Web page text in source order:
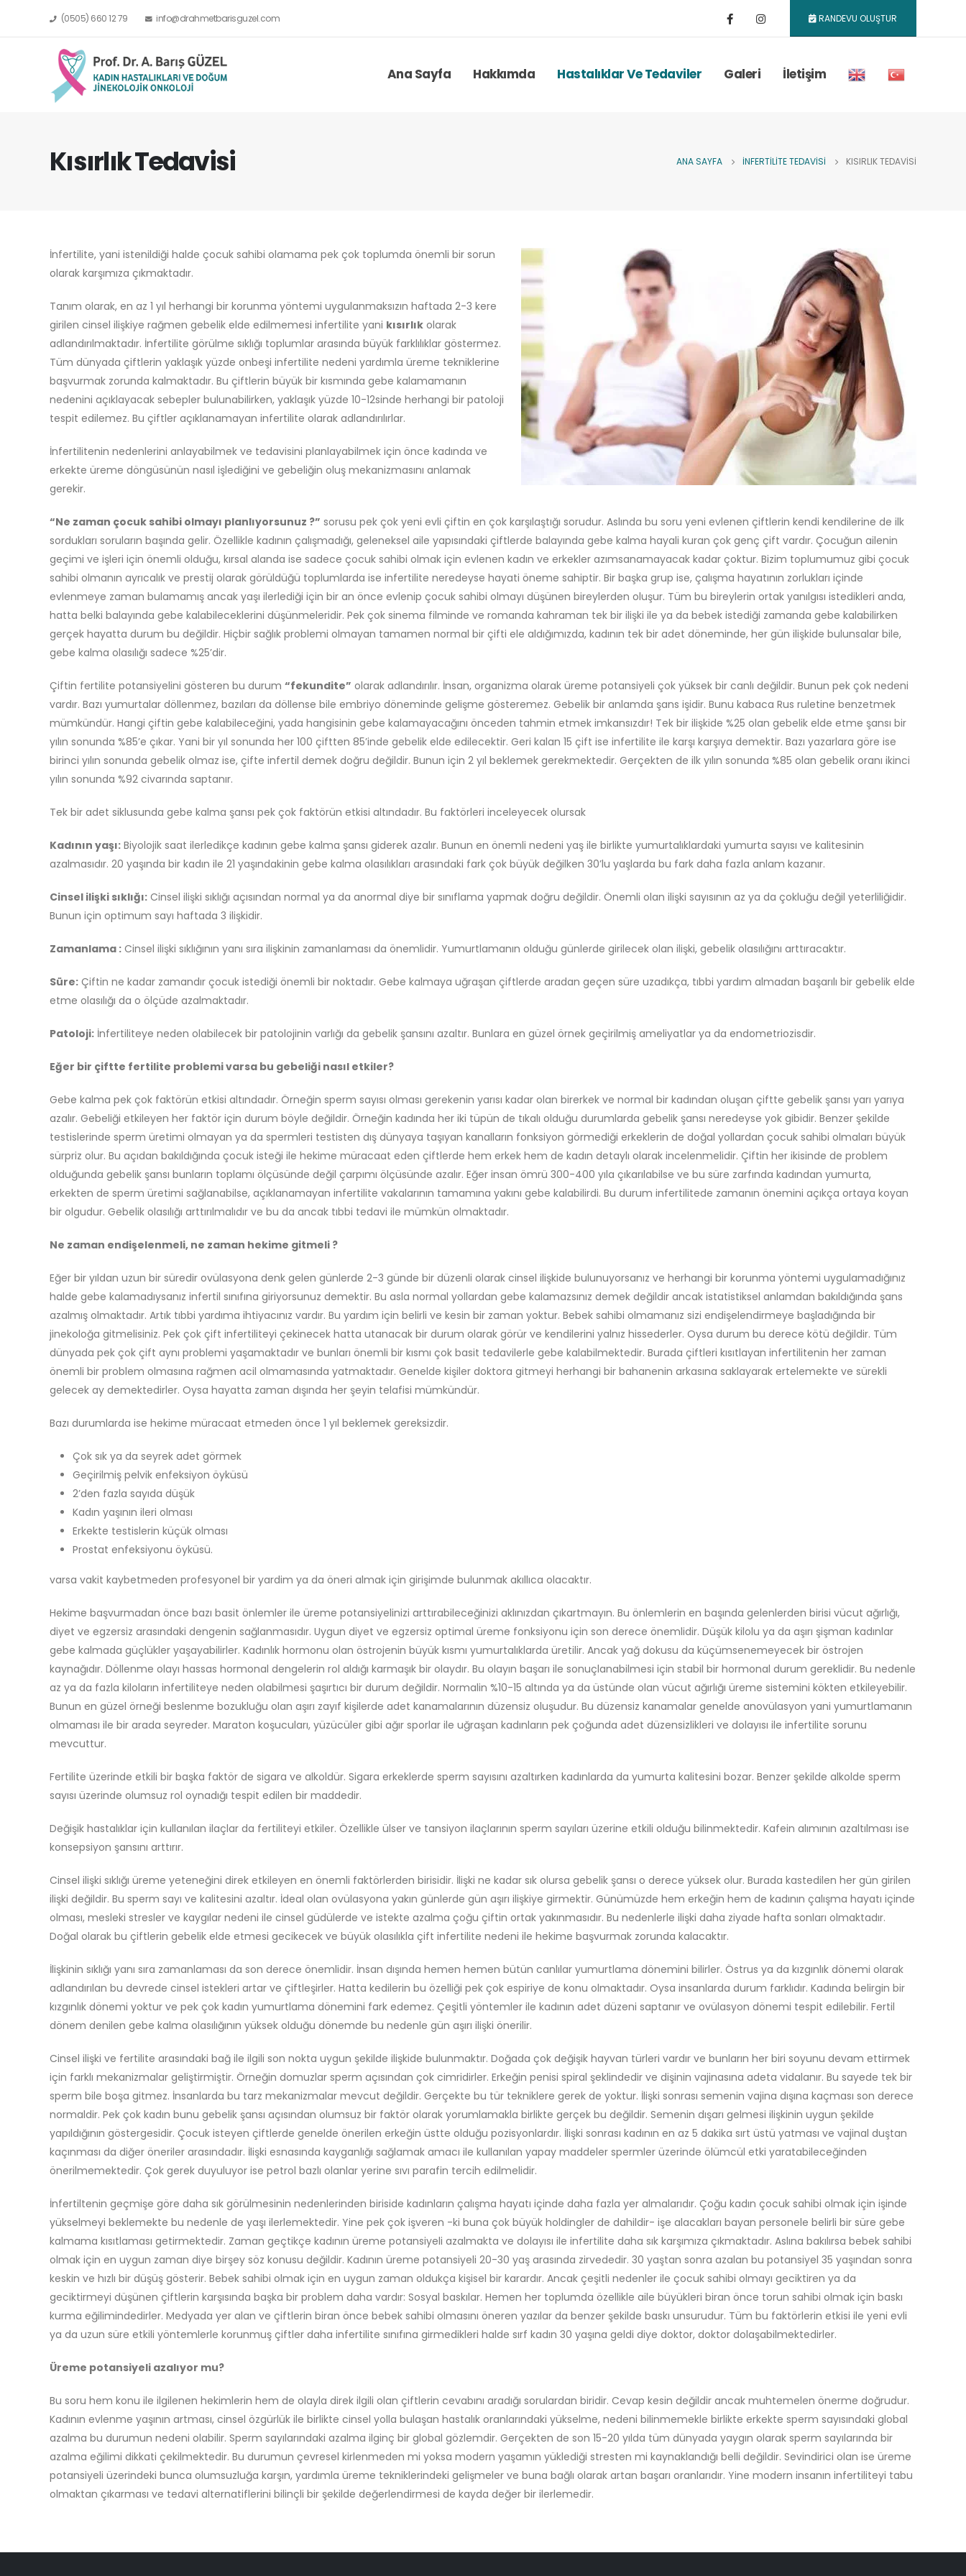
(0505) 660 12 79 info@drahmetbarisguzel.com RANDEVU OLUŞTUR
Ana Sayfa Hakkımda Hastalıklar Ve Tedaviler Galeri İletişim
Kısırlık Tedavisi ANA SAYFA İNFERTILITE TEDAVISI KISIRLIK TEDAVISI
İnfertilite, yani istenildiği halde çocuk sahibi olamama pek çok toplumda önemli bir sorun
olarak karşımıza çıkmaktadır.
Tanım olarak, en az 1 yıl herhangi bir korunma yöntemi uygulanmaksızın haftada 2-3 kere
girilen cinsel ilişkiye rağmen gebelik elde edilmemesi infertilite yani kısırlık olarak
adlandırılmaktadır. İnfertilite görülme sıklığı toplumlar arasında büyük farklılıklar göstermez.
Tüm dünyada çiftlerin yaklaşık yüzde onbeşi infertilite nedeni yardımla üreme tekniklerine
başvurmak zorunda kalmaktadır. Bu çiftlerin büyük bir kısmında gebe kalamamanın
nedenini açıklayacak sebepler bulunabilirken, yaklaşık yüzde 10-12sinde herhangi bir patoloji
tespit edilemez. Bu çiftler açıklanamayan infertilite olarak adlandırılırlar.
İnfertilitenin nedenlerini anlayabilmek ve tedavisini planlayabilmek için önce kadında ve
erkekte üreme döngüsünün nasıl işlediğini ve gebeliğin oluş mekanizmasını anlamak
gerekir.
“Ne zaman çocuk sahibi olmayı planlıyorsunuz ?” sorusu pek çok yeni evli çiftin en çok karşılaştığı sorudur. Aslında bu soru yeni evlenen çiftlerin kendi kendilerine de ilk
sordukları soruların başında gelir. Özellikle kadının çalışmadığı, geleneksel aile yapısındaki çiftlerde balayında gebe kalma hayali kuran çok genç çift vardır. Çocuğun ailenin
geçimi ve işleri için önemli olduğu, kırsal alanda ise sadece çocuk sahibi olmak için evlenen kadın ve erkekler azımsanamayacak kadar çoktur. Bizim toplumumuz gibi çocuk
sahibi olmanın ayrıcalık ve prestij olarak görüldüğü toplumlarda ise infertilite neredeyse hayati öneme sahiptir. Bir başka grup ise, çalışma hayatının zorlukları içinde
evlenmeye zaman bulamamış ancak yaşı ilerlediği için bir an önce evlenip çocuk sahibi olmayı düşünen bireylerden oluşur. Tüm bu bireylerin ortak yanılgısı istedikleri anda,
hatta belki balayında gebe kalabileceklerini düşünmeleridir. Pek çok sinema filminde ve romanda kahraman tek bir ilişki ile ya da bebek istediği zamanda gebe kalabilirken
gerçek hayatta durum bu değildir. Hiçbir sağlık problemi olmayan tamamen normal bir çifti ele aldığımızda, kadının tek bir adet döneminde, her gün ilişkide bulunsalar bile,
gebe kalma olasılığı sadece %25’dir.
Çiftin fertilite potansiyelini gösteren bu durum “fekundite” olarak adlandırılır. İnsan, organizma olarak üreme potansiyeli çok yüksek bir canlı değildir. Bunun pek çok nedeni
vardır. Bazı yumurtalar döllenmez, bazıları da döllense bile embriyo döneminde gelişme gösteremez. Gebelik bir anlamda şans işidir. Bunu kabaca Rus ruletine benzetmek
mümkündür. Hangi çiftin gebe kalabileceğini, yada hangisinin gebe kalamayacağını önceden tahmin etmek imkansızdır! Tek bir ilişkide %25 olan gebelik elde etme şansı bir
yılın sonunda %85’e çıkar. Yani bir yıl sonunda her 100 çiftten 85’inde gebelik elde edilecektir. Geri kalan 15 çift ise infertilite ile karşı karşıya demektir. Bazı yazarlara göre ise
birinci yılın sonunda gebelik olmaz ise, çifte infertil demek doğru değildir. Bunun için 2 yıl beklemek gerekmektedir. Gerçekten de ilk yılın sonunda %85 olan gebelik oranı ikinci
yılın sonunda %92 civarında saptanır.
Tek bir adet siklusunda gebe kalma şansı pek çok faktörün etkisi altındadır. Bu faktörleri inceleyecek olursak
Kadının yaşı: Biyolojik saat ilerledikçe kadının gebe kalma şansı giderek azalır. Bunun en önemli nedeni yaş ile birlikte yumurtalıklardaki yumurta sayısı ve kalitesinin
azalmasıdır. 20 yaşında bir kadın ile 21 yaşındakinin gebe kalma olasılıkları arasındaki fark çok büyük değilken 30’lu yaşlarda bu fark daha fazla anlam kazanır.
Cinsel ilişki sıklığı: Cinsel ilişki sıklığı açısından normal ya da anormal diye bir sınıflama yapmak doğru değildir. Önemli olan ilişki sayısının az ya da çokluğu değil yeterliliğidir.
Bunun için optimum sayı haftada 3 ilişkidir.
Zamanlama : Cinsel ilişki sıklığının yanı sıra ilişkinin zamanlaması da önemlidir. Yumurtlamanın olduğu günlerde girilecek olan ilişki, gebelik olasılığını arttıracaktır.
Süre: Çiftin ne kadar zamandır çocuk istediği önemli bir noktadır. Gebe kalmaya uğraşan çiftlerde aradan geçen süre uzadıkça, tıbbi yardım almadan başarılı bir gebelik elde
etme olasılığı da o ölçüde azalmaktadır.
Patoloji: İnfertiliteye neden olabilecek bir patolojinin varlığı da gebelik şansını azaltır. Bunlara en güzel örnek geçirilmiş ameliyatlar ya da endometriozisdir.
Eğer bir çiftte fertilite problemi varsa bu gebeliği nasıl etkiler?
Gebe kalma pek çok faktörün etkisi altındadır. Örneğin sperm sayısı olması gerekenin yarısı kadar olan birerkek ve normal bir kadından oluşan çiftte gebelik şansı yarı yarıya
azalır. Gebeliği etkileyen her faktör için durum böyle değildir. Örneğin kadında her iki tüpün de tıkalı olduğu durumlarda gebelik şansı neredeyse yok gibidir. Benzer şekilde
testislerinde sperm üretimi olmayan ya da spermleri testisten dış dünyaya taşıyan kanalların fonksiyon görmediği erkeklerin de doğal yollardan çocuk sahibi olmaları büyük
sürpriz olur. Bu açıdan bakıldığında çocuk isteği ile hekime müracaat eden çiftlerde hem erkek hem de kadın detaylı olarak incelenmelidir. Çiftin her ikisinde de problem
olduğunda gebelik şansı bunların toplamı ölçüsünde değil çarpımı ölçüsünde azalır. Eğer insan ömrü 300-400 yıla çıkarılabilse ve bu süre zarfında kadından yumurta,
erkekten de sperm üretimi sağlanabilse, açıklanamayan infertilite vakalarının tamamına yakını gebe kalabilirdi. Bu durum infertilitede zamanın önemini açıkça ortaya koyan
bir olgudur. Gebelik olasılığı arttırılmalıdır ve bu da ancak tıbbi tedavi ile mümkün olmaktadır.
Ne zaman endişelenmeli, ne zaman hekime gitmeli ?
Eğer bir yıldan uzun bir süredir ovülasyona denk gelen günlerde 2-3 günde bir düzenli olarak cinsel ilişkide bulunuyorsanız ve herhangi bir korunma yöntemi uygulamadığınız
halde gebe kalamadıysanız infertil sınıfına giriyorsunuz demektir. Bu asla normal yollardan gebe kalamazsınız demek değildir ancak istatistiksel anlamdan bakıldığında şans
azalmış olmaktadır. Artık tıbbi yardıma ihtiyacınız vardır. Bu yardım için belirli ve kesin bir zaman yoktur. Bebek sahibi olmamanız sizi endişelendirmeye başladığında bir
jinekoloğa gitmelisiniz. Pek çok çift infertiliteyi çekinecek hatta utanacak bir durum olarak görür ve kendilerini yalnız hissederler. Oysa durum bu derece kötü değildir. Tüm
dünyada pek çok çift aynı problemi yaşamaktadır ve bunları önemli bir kısmı çok basit tedavilerle gebe kalabilmektedir. Burada çiftleri kısıtlayan infertilitenin her zaman
önemli bir problem olmasına rağmen acil olmamasında yatmaktadır. Genelde kişiler doktora gitmeyi herhangi bir bahanenin arkasına saklayarak ertelemekte ve sürekli
gelecek ay demektedirler. Oysa hayatta zaman dışında her şeyin telafisi mümkündür.
Bazı durumlarda ise hekime müracaat etmeden önce 1 yıl beklemek gereksizdir.
Çok sık ya da seyrek adet görmek
Geçirilmiş pelvik enfeksiyon öyküsü
2’den fazla sayıda düşük
Kadın yaşının ileri olması
Erkekte testislerin küçük olması
Prostat enfeksiyonu öyküsü.
varsa vakit kaybetmeden profesyonel bir yardim ya da öneri almak için girişimde bulunmak akıllıca olacaktır.
Hekime başvurmadan önce bazı basit önlemler ile üreme potansiyelinizi arttırabileceğinizi aklınızdan çıkartmayın. Bu önlemlerin en başında gelenlerden birisi vücut ağırlığı,
diyet ve egzersiz arasındaki dengenin sağlanmasıdır. Uygun diyet ve egzersiz optimal üreme fonksiyonu için son derece önemlidir. Düşük kilolu ya da aşırı şişman kadınlar
gebe kalmada güçlükler yaşayabilirler. Kadınlık hormonu olan östrojenin büyük kısmı yumurtalıklarda üretilir. Ancak yağ dokusu da küçümsenemeyecek bir östrojen
kaynağıdır. Döllenme olayı hassas hormonal dengelerin rol aldığı karmaşık bir olaydır. Bu olayın başarı ile sonuçlanabilmesi için stabil bir hormonal durum gereklidir. Bu nedenle
az ya da fazla kiloların infertiliteye neden olabilmesi şaşırtıcı bir durum değildir. Normalin %10-15 altında ya da üstünde olan vücut ağırlığı üreme sistemini kökten etkileyebilir.
Bunun en güzel örneği beslenme bozukluğu olan aşırı zayıf kişilerde adet kanamalarının düzensiz oluşudur. Bu düzensiz kanamalar genelde anovülasyon yani yumurtlamanın
olmaması ile bir arada seyreder. Maraton koşucuları, yüzücüler gibi ağır sporlar ile uğraşan kadınların pek çoğunda adet düzensizlikleri ve dolayısı ile infertilite sorunu
mevcuttur.
Fertilite üzerinde etkili bir başka faktör de sigara ve alkoldür. Sigara erkeklerde sperm sayısını azaltırken kadınlarda da yumurta kalitesini bozar. Benzer şekilde alkolde sperm
sayısı üzerinde olumsuz rol oynadığı tespit edilen bir maddedir.
Değişik hastalıklar için kullanılan ilaçlar da fertiliteyi etkiler. Özellikle ülser ve tansiyon ilaçlarının sperm sayıları üzerine etkili olduğu bilinmektedir. Kafein alımının azaltılması ise
konsepsiyon şansını arttırır.
Cinsel ilişki sıklığı üreme yeteneğini direk etkileyen en önemli faktörlerden birisidir. İlişki ne kadar sık olursa gebelik şansı o derece yüksek olur. Burada kastedilen her gün girilen
ilişki değildir. Bu sperm sayı ve kalitesini azaltır. İdeal olan ovülasyona yakın günlerde gün aşırı ilişkiye girmektir. Günümüzde hem erkeğin hem de kadının çalışma hayatı içinde
olması, mesleki stresler ve kaygılar nedeni ile cinsel güdülerde ve istekte azalma çoğu çiftin ortak yakınmasıdır. Bu nedenlerle ilişki daha ziyade hafta sonları olmaktadır.
Doğal olarak bu çiftlerin gebelik elde etmesi gecikecek ve büyük olasılıkla çift infertilite nedeni ile hekime başvurmak zorunda kalacaktır.
İlişkinin sıklığı yanı sıra zamanlaması da son derece önemlidir. İnsan dışında hemen hemen bütün canlılar yumurtlama dönemini bilirler. Östrus ya da kızgınlık dönemi olarak
adlandırılan bu devrede cinsel istekleri artar ve çiftleşirler. Hatta kedilerin bu özelliği pek çok espiriye de konu olmaktadır. Oysa insanlarda durum farklıdır. Kadında belirgin bir
kızgınlık dönemi yoktur ve pek çok kadın yumurtlama dönemini fark edemez. Çeşitli yöntemler ile kadının adet düzeni saptanır ve ovülasyon dönemi tespit edilebilir. Fertil
dönem denilen gebe kalma olasılığının yüksek olduğu dönemde bu nedenle gün aşırı ilişki önerilir.
Cinsel ilişki ve fertilite arasındaki bağ ile ilgili son nokta uygun şekilde ilişkide bulunmaktır. Doğada çok değişik hayvan türleri vardır ve bunların her biri soyunu devam ettirmek
için farklı mekanizmalar geliştirmiştir. Örneğin domuzlar sperm açısından çok cimridirler. Erkeğin penisi spiral şeklindedir ve dişinin vajinasına adeta vidalanır. Bu sayede tek bir
sperm bile boşa gitmez. İnsanlarda bu tarz mekanizmalar mevcut değildir. Gerçekte bu tür tekniklere gerek de yoktur. İlişki sonrası semenin vajina dışına kaçması son derece
normaldir. Pek çok kadın bunu gebelik şansı açısından olumsuz bir faktör olarak yorumlamakla birlikte gerçek bu değildir. Semenin dışarı gelmesi ilişkinin uygun şekilde
yapıldığının göstergesidir. Çocuk isteyen çiftlerde genelde önerilen erkeğin üstte olduğu pozisyonlardır. İlişki sonrası kadının en az 5 dakika sırt üstü yatması ve vajinal duştan
kaçınması da diğer öneriler arasındadır. İlişki esnasında kayganlığı sağlamak amacı ile kullanılan yapay maddeler spermler üzerinde ölümcül etki yaratabileceğinden
önerilmemektedir. Çok gerek duyuluyor ise petrol bazlı olanlar yerine sıvı parafin tercih edilmelidir.
İnfertiltenin geçmişe göre daha sık görülmesinin nedenlerinden biriside kadınların çalışma hayatı içinde daha fazla yer almalarıdır. Çoğu kadın çocuk sahibi olmak için işinde
yükselmeyi beklemekte bu nedenle de yaşı ilerlemektedir. Yine pek çok işveren -ki buna çok büyük holdingler de dahildir- işe alacakları bayan personele belirli bir süre gebe
kalmama kısıtlaması getirmektedir. Zaman geçtikçe kadının üreme potansiyeli azalmakta ve dolayısı ile infertilite daha sık karşımıza çıkmaktadır. Aslına bakılırsa bebek sahibi
olmak için en uygun zaman diye birşey söz konusu değildir. Kadının üreme potansiyeli 20-30 yaş arasında zirvededir. 30 yaştan sonra azalan bu potansiyel 35 yaşından sonra
keskin ve hızlı bir düşüş gösterir. Bebek sahibi olmak için en uygun zaman oldukça kişisel bir karardır. Ancak çeşitli nedenler ile çocuk sahibi olmayı geciktiren ya da
geciktirmeyi düşünen çiftlerin karşısında başka bir problem daha vardır: Sosyal baskılar. Hemen her toplumda özellikle aile büyükleri biran önce torun sahibi olmak için baskı
kurma eğilimindedirler. Medyada yer alan ve çiftlerin biran önce bebek sahibi olmasını öneren yazılar da benzer şekilde baskı unsurudur. Tüm bu faktörlerin etkisi ile yeni evli
ya da uzun süre etkili yöntemlerle korunmuş çiftler daha infertilite sınıfına girmedikleri halde sırf kadın 30 yaşına geldi diye doktor, doktor dolaşabilmektedirler.
Üreme potansiyeli azalıyor mu?
Bu soru hem konu ile ilgilenen hekimlerin hem de olayla direk ilgili olan çiftlerin cevabını aradığı sorulardan biridir. Cevap kesin değildir ancak muhtemelen önerme doğrudur.
Kadının evlenme yaşının artması, cinsel özgürlük ile birlikte cinsel yolla bulaşan hastalık oranlarındaki yükselme, nedeni bilinmemekle birlikte erkekte sperm sayısındaki global
azalma bu durumun nedeni olabilir. Sperm sayılarındaki azalma ilginç bir global gözlemdir. Gerçekten de son 15-20 yılda tüm dünyada yaygın olarak sperm sayılarında bir
azalma eğilimi dikkati çekilmektedir. Bu durumun çevresel kirlenmeden mi yoksa modern yaşamın yüklediği stresten mi kaynaklandığı belli değildir. Sevindirici olan ise üreme
potansiyeli üzerindeki bunca olumsuzluğa karşın, yardımla üreme tekniklerindeki gelişmeler ve buna bağlı olarak artan başarı oranlarıdır. Yine modern insanın infertiliteyi tabu
olmaktan çıkarması ve tedavi alternatiflerini bilinçli bir şekilde değerlendirmesi de kayda değer bir ilerlemedir.